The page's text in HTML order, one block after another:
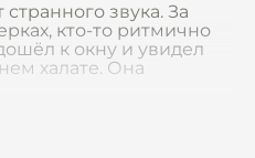
звука. За
кто-то ритмично
к окну и увидел
халате. Она